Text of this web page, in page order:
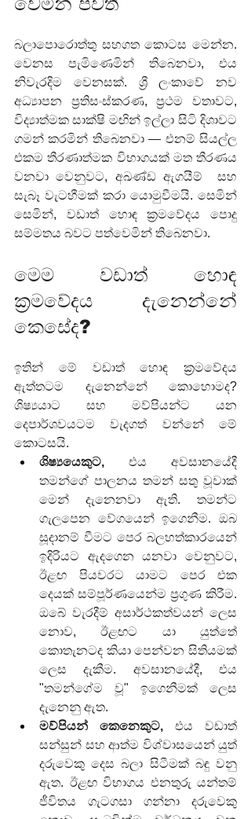
බලාපොරොත්තු සහගත කොටස මෙන්න.
වෙනස පැමිණෙමින් තිබෙනවා, එය
නිවැරදිම වෙනසක්. ශ්‍රී ලංකාවේ නව
අධ්‍යාපන ප්‍රතිසංස්කරණ, ප්‍රථම වතාවට,
විද්‍යාත්මක සාක්ෂි මඟින් ඉල්ලා සිටි දිශාවට
ගමන් කරමින් තිබෙනවා — එනම් සියල්ල
එකම තීරණාත්මක විභාගයක් මත තීරණය
වනවා වෙනුවට, අඛණ්ඩ ඇගයීම්  සහ
සැබෑ වැටහීමක් කරා යොමුවීමයි. සෙමින්
සෙමින්, වඩාත් හොඳ ක්‍රමවේදය පොදු
සම්මතය බවට පත්වෙමින් තිබෙනවා.
මෙම වඩාත් හොඳ
ක්‍රමවේදය දැනෙන්නේ
කෙසේද?
ඉතින් මේ වඩාත් හොඳ ක්‍රමවේදය
ඇත්තටම දැනෙන්නේ කොහොමද?
ශිෂ්‍යයාට සහ මව්පියන්ට යන
දෙපාර්ශවයටම වැදගත් වන්නේ මේ
කොටසයි.
ශිෂ්‍යයෙකුට, එය අවසානයේදී
තමන්ගේ පාලනය තමන් සතු වූවාක්
මෙන් දැනෙනවා ඇති. තමන්ට
ගැලපෙන වේගයෙන් ඉගෙනීම. ඔබ
සූදානම් වීමට පෙර බලහත්කාරයෙන්
ඉදිරියට ඇදගෙන යනවා වෙනුවට,
ඊළඟ පියවරට යාමට පෙර එක
දෙයක් සම්පූර්ණයෙන්ම ප්‍රගුණ කිරීම.
ඔබේ වැරදීම් අසාර්ථකත්වයන් ලෙස
නොව, ඊළඟට යා යුත්තේ
කොතැනටද කියා පෙන්වන සිතියමක්
ලෙස දැකීම. අවසානයේදී, එය
"තමන්ගේම වූ" ඉගෙනීමක් ලෙස
දැනෙනු ඇත.
මව්පියන් කෙනෙකුට, එය වඩාත්
සන්සුන් සහ ආත්ම විශ්වාසයෙන් යුත්
දරුවෙකු දෙස බලා සිටීමක් බඳු වනු
ඇත. ඊළඟ විභාගය එනතුරු යන්තම්
ජීවිතය ගැටගසා ගන්නා දරුවෙකු